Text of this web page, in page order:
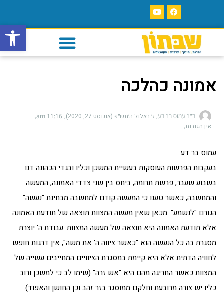
פתח
אמונה כהלכה
ד"ר עמוס בר דע ז׳ באלול ה׳תש״פ (אוגוסט 27, 2020) 11:16 am
אין תגובות
עמוס בר דע
בעקבות הפרשות העוסקות בעשיית המשכן וכליו ובגדי הכהונה דנו
בשבוע שעבר, פרשת תרומה, ביחס בין שני צדדי האמונה, המעשה
והמחשבה, כאשר טענו כי המעשה קודם למחשבה מבחינת "נעשה"
הגורם "לנשמע". מכאן שאין מעשה המצוות תוצאה של תודעת האמונה
אלא תודעת האמונה היא תוצאה של מעשה המצוות. עבודת ה' יוצרת
מסגרת בה כל הנעשה הוא "כאשר ציווה ה' את משה", אין דרגות חופש
לחוויה הדתית אלא היא קיימת במסגרת הציוויים המחייבים עשייה של
המצוות כאשר החריגה מהם היא "אש זרה" (שימו לב כי למשכן ורוב
כליו יש צורה מרובעת וחלקם ממוסגר בזר זהב וכן החושן והאפוד).